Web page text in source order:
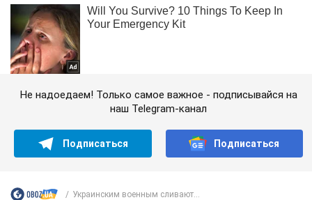
Не надоедаем! Только самое важное - подписывайся на
наш Telegram-канал
Подписаться Подписаться
Украинским военным сливают...